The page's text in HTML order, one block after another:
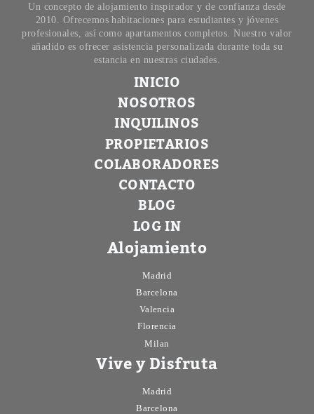
Un concepto de alojamiento inspirador y de confianza desde
2010. Ofrecemos habitaciones para estudiantes y jóvenes
profesionales, así como apartamentos completos. Nuestro valor
añadido es ofrecer asistencia personalizada durante toda su
estancia en nuestras ciudades.
INICIO
NOSOTROS
INQUILINOS
PROPIETARIOS
COLABORADORES
CONTACTO
BLOG
LOG IN
Alojamiento
Madrid
Barcelona
Valencia
Florencia
Milan
Vive y Disfruta
Madrid
Barcelona